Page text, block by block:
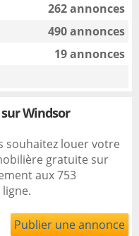
262 annonces
490 annonces
19 annonces
Windsor
souhaitez louer votre
gratuite sur
aux 753
Publier une annonce